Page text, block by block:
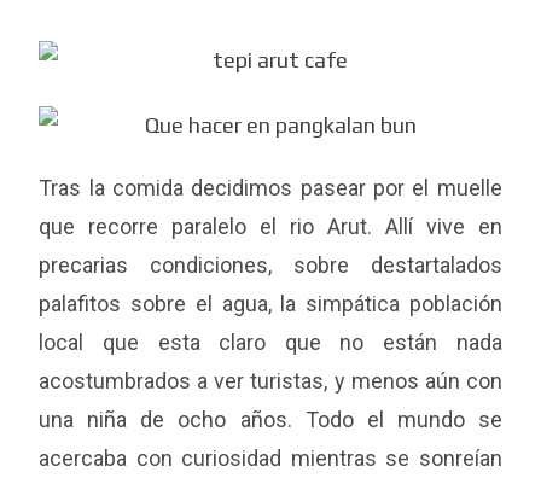
Tras la comida decidimos pasear por el muelle
que recorre paralelo el rio Arut. Allí vive en
precarias condiciones, sobre destartalados
palafitos sobre el agua, la simpática población
local que esta claro que no están nada
acostumbrados a ver turistas, y menos aún con
una niña de ocho años. Todo el mundo se
acercaba con curiosidad mientras se sonreían